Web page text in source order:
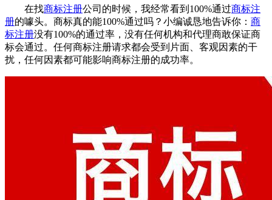
在找商标注册公司的时候，我经常看到100%通过商标注
册的噱头。商标真的能100%通过吗？小编诚恳地告诉你： 商
标注册没有100%的通过率，没有任何机构和代理商敢保证商
标会通过。任何商标注册请求都会受到片面、客观因素的干
扰，任何因素都可能影响商标注册的成功率。